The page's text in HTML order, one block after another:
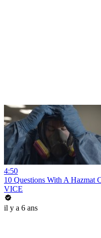
4:50
10 Questions With A
VICE
il y a 6 ans